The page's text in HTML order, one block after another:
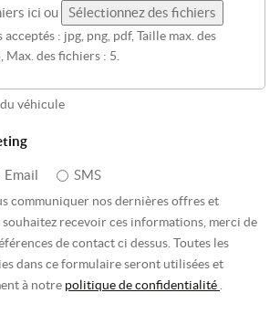
ici ou Sélectionnez des fichiers
: jpg, png, pdf, Taille max. des
Max. des fichiers : 5.
véhicule
Email SMS
communiquer nos dernières offres et
souhaitez recevoir ces informations, merci de
de contact ci dessus. Toutes les
dans ce formulaire seront utilisées et
à notre politique de confidentialité.